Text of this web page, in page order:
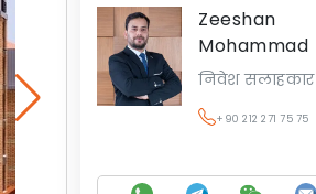
Zeeshan
Mohammad
निवेश सलाहकार
+90 212 271 75 75